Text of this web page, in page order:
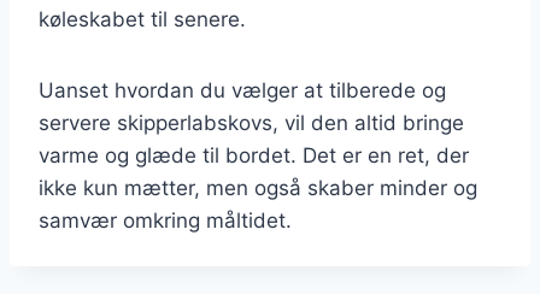
køleskabet til senere.
Uanset hvordan du vælger at tilberede og
servere skipperlabskovs, vil den altid bringe
varme og glæde til bordet. Det er en ret, der
ikke kun mætter, men også skaber minder og
samvær omkring måltidet.